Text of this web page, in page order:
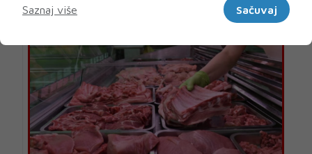
BIH
Saznaj više
Sačuvaj